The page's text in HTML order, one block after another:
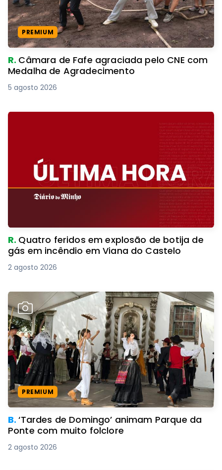
PREMIUM
R. Câmara de Fafe agraciada pelo CNE com
Medalha de Agradecimento
5 agosto 2026
R. Quatro feridos em explosão de botija de
gás em incêndio em Viana do Castelo
2 agosto 2026
PREMIUM
B.‘Tardes de Domingo’ animam Parque da
Ponte com muito folclore
2 agosto 2026